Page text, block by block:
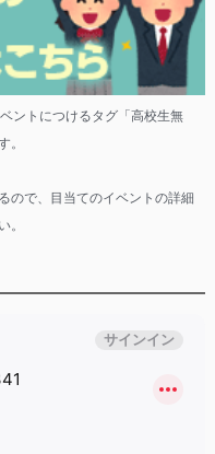
ントにつけるタグ「高校生無
。
ので、目当てのイベントの詳細
。